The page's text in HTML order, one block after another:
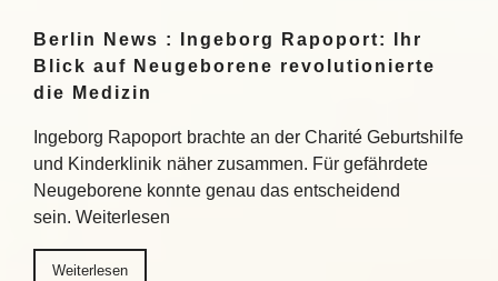
Berlin News : Ingeborg Rapoport: Ihr
Blick auf Neugeborene revolutionierte
die Medizin
Ingeborg Rapoport brachte an der Charité Geburtshilfe
und Kinderklinik näher zusammen. Für gefährdete
Neugeborene konnte genau das entscheidend
sein. Weiterlesen
Weiterlesen